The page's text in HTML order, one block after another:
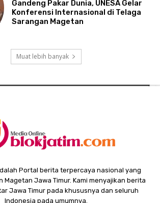
Gandeng Pakar Dunia, UNESA Gelar
Konferensi Internasional di Telaga
Sarangan Magetan
Muat lebih banyak
Portal berita terpercaya nasional yang
Magetan Jawa Timur. Kami menyajikan berita
Jawa Timur pada khususnya dan seluruh
Indonesia pada umumnya.